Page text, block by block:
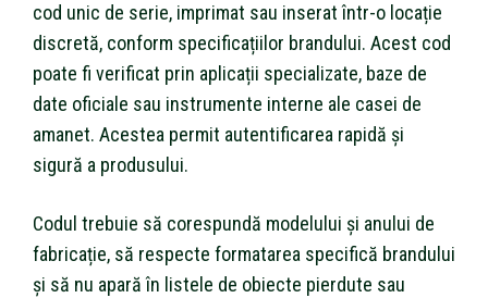
cod unic de serie, imprimat sau inserat într-o locație
discretă, conform specificațiilor brandului. Acest cod
poate fi verificat prin aplicații specializate, baze de
date oficiale sau instrumente interne ale casei de
amanet. Acestea permit autentificarea rapidă și
sigură a produsului.
Codul trebuie să corespundă modelului și anului de
fabricație, să respecte formatarea specifică brandului
și să nu apară în listele de obiecte pierdute sau